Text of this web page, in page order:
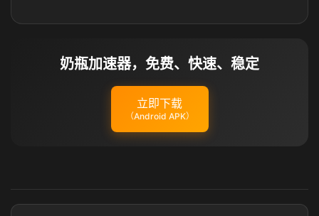
奶瓶加速器，免费、快速、稳定
立即下载
（Android APK）